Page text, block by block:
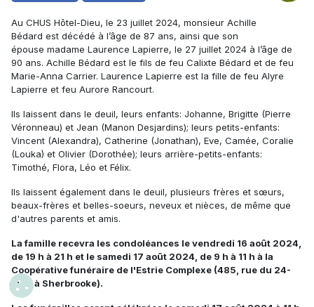
Au CHUS Hôtel-Dieu, le 23 juillet 2024, monsieur Achille
Bédard est décédé à l’âge de 87 ans, ainsi que son
épouse madame Laurence Lapierre, le 27 juillet 2024 à l’âge de
90 ans. Achille Bédard est le fils de feu Calixte Bédard et de feu
Marie-Anna Carrier. Laurence Lapierre est la fille de feu Alyre
Lapierre et feu Aurore Rancourt.
Ils laissent dans le deuil, leurs enfants: Johanne, Brigitte (Pierre
Véronneau) et Jean (Manon Desjardins); leurs petits-enfants:
Vincent (Alexandra), Catherine (Jonathan), Eve, Camée, Coralie
(Louka) et Olivier (Dorothée); leurs arrière-petits-enfants:
Timothé, Flora, Léo et Félix.
Ils laissent également dans le deuil, plusieurs frères et sœurs,
beaux-frères et belles-soeurs, neveux et nièces, de même que
d'autres parents et amis.
La famille recevra les condoléances le vendredi 16 août 2024,
de 19 h à 21 h et le samedi 17 août 2024, de 9 h à 11 h à la
Coopérative funéraire de l'Estrie Complexe (485, rue du 24-
Juin à Sherbrooke).